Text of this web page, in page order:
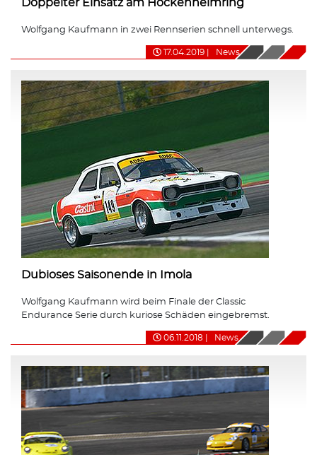
Doppelter Einsatz am Hockenheimring
Wolfgang Kaufmann in zwei Rennserien schnell unterwegs.
17.04.2019 News
Dubioses Saisonende in Imola
Wolfgang Kaufmann wird beim Finale der Classic
Endurance Serie durch kuriose Schäden eingebremst.
06.11.2018 News